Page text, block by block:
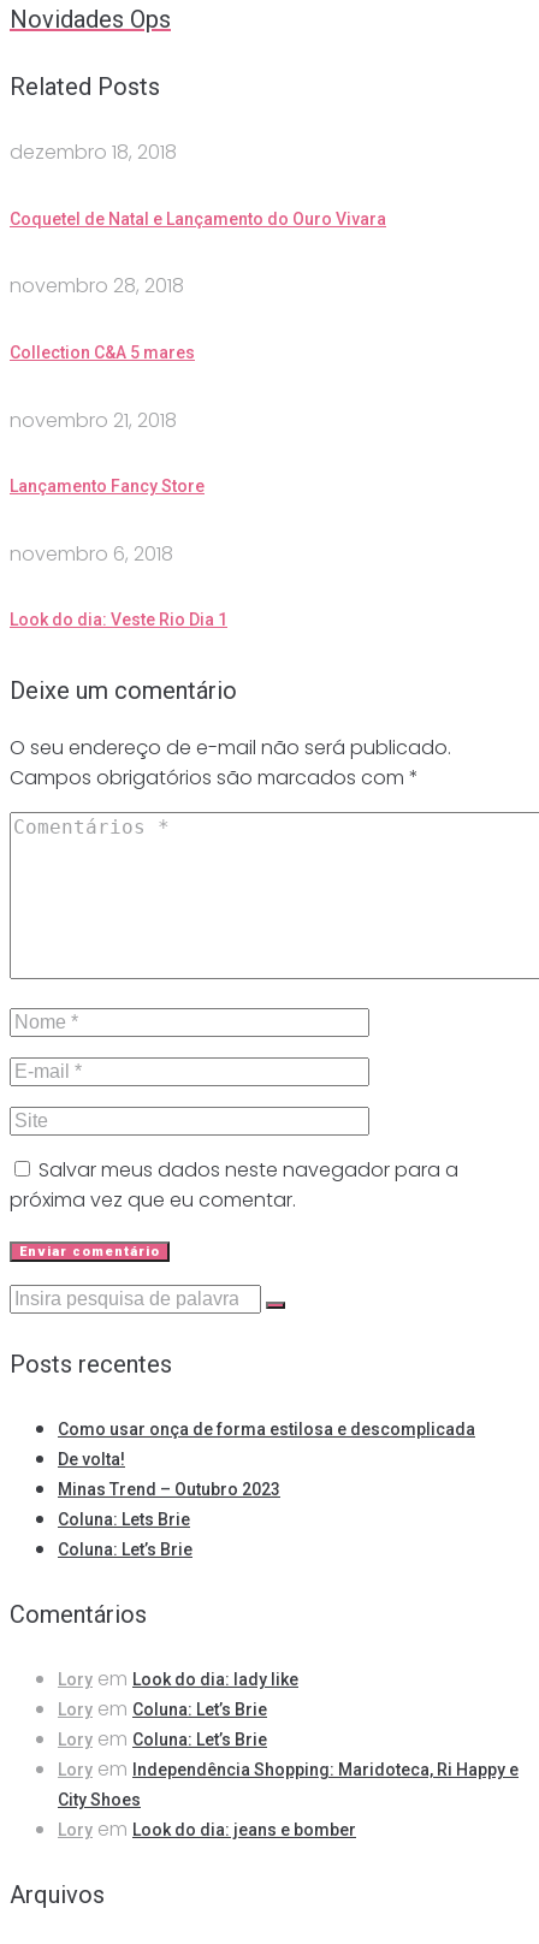
Novidades Ops
Related Posts
dezembro 18, 2018
Coquetel de Natal e Lançamento do Ouro Vivara
novembro 28, 2018
Collection C&A 5 mares
novembro 21, 2018
Lançamento Fancy Store
novembro 6, 2018
Look do dia: Veste Rio Dia 1
Deixe um comentário
O seu endereço de e-mail não será publicado.
Campos obrigatórios são marcados com *
Salvar meus dados neste navegador para a
próxima vez que eu comentar.
Procurar:
Posts recentes
Como usar onça de forma estilosa e descomplicada
De volta!
Minas Trend – Outubro 2023
Coluna: Lets Brie
Coluna: Let’s Brie
Comentários
Lory em Look do dia: lady like
Lory em Coluna: Let’s Brie
Lory em Coluna: Let’s Brie
Lory em
Independência Shopping: Maridoteca, Ri Happy e
City Shoes
Lory em Look do dia: jeans e bomber
Arquivos